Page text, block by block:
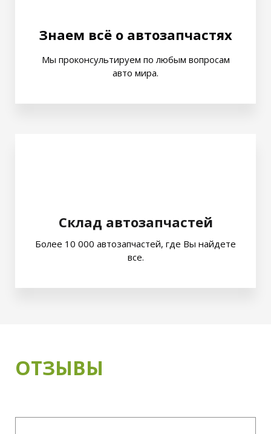
Знаем всё о автозапчастях
Мы проконсультируем по любым вопросам
авто мира.
Склад автозапчастей
Более 10 000 автозапчастей, где Вы найдете
все.
ОТЗЫВЫ